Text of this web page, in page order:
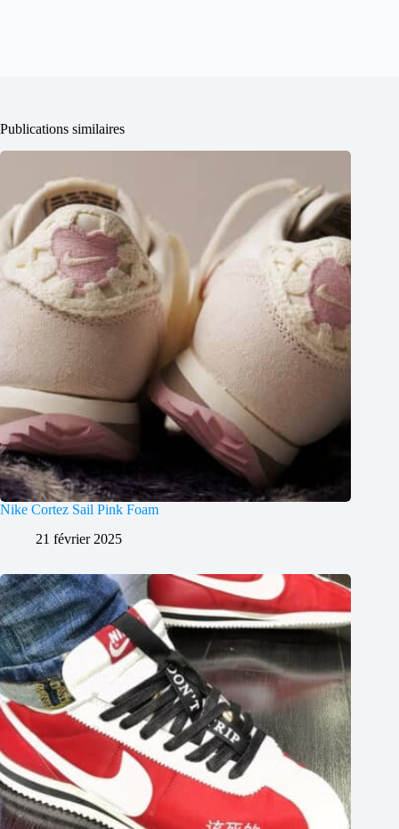
Publications similaires
Nike Cortez Sail Pink Foam
21 février 2025